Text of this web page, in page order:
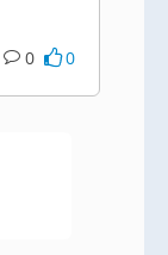
0 0